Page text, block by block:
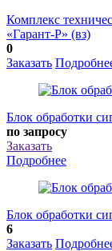
Комплекс
«Гарант-Р» (вз)
0
Заказать
Блок обработки
по запросу
Заказать
Подробнее
Блок обработки
6
Заказать